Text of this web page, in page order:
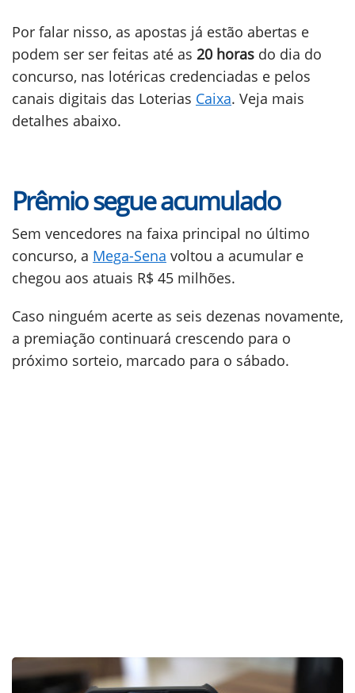
Por falar nisso, as apostas já estão abertas e
podem ser ser feitas até as 20 horas do dia do
concurso, nas lotéricas credenciadas e pelos
canais digitais das Loterias Caixa. Veja mais
detalhes abaixo.
Prêmio segue acumulado
Sem vencedores na faixa principal no último
concurso, a Mega-Sena voltou a acumular e
chegou aos atuais R$ 45 milhões.
Caso ninguém acerte as seis dezenas novamente,
a premiação continuará crescendo para o
próximo sorteio, marcado para o sábado.